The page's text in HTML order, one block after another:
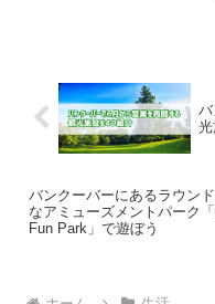
バンクーバーにあるラウン
なアミューズメントパーク
Fun Park」で遊ぼう